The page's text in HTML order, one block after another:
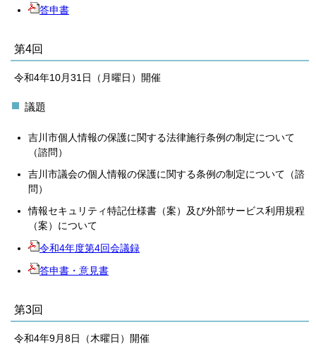
答申書
第4回
令和4年10月31日（月曜日）開催
議題
吉川市個人情報の保護に関する法律施行条例の制定について
（諮問）
吉川市議会の個人情報の保護に関する条例の制定について（諮
問）
情報セキュリティ特記仕様書（案）及び外部サービス利用規程
（案）について
令和4年度第4回会議録
答申書・意見書
第3回
令和4年9月8日（木曜日）開催